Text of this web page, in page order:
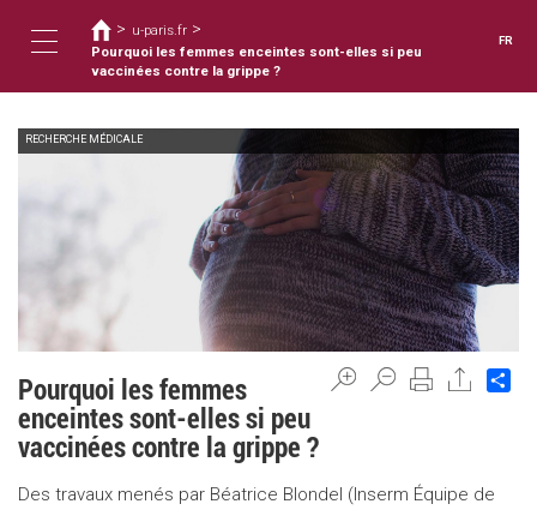
contenu
Toggle
navigation
Vous
êtes
ici
> u-paris.fr >
Pourquoi les femmes enceintes sont-elles si peu
vaccinées contre la grippe ?
FR
RECHERCHE MÉDICALE
Pourquoi les femmes
enceintes sont-elles si peu
vaccinées contre la grippe ?
Des travaux menés par Béatrice Blondel (Inserm Équipe de